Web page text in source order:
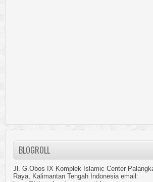
BLOGROLL
Jl. G.Obos IX Komplek Islamic Center
Raya, Kalimantan Tengah Indonesia email: